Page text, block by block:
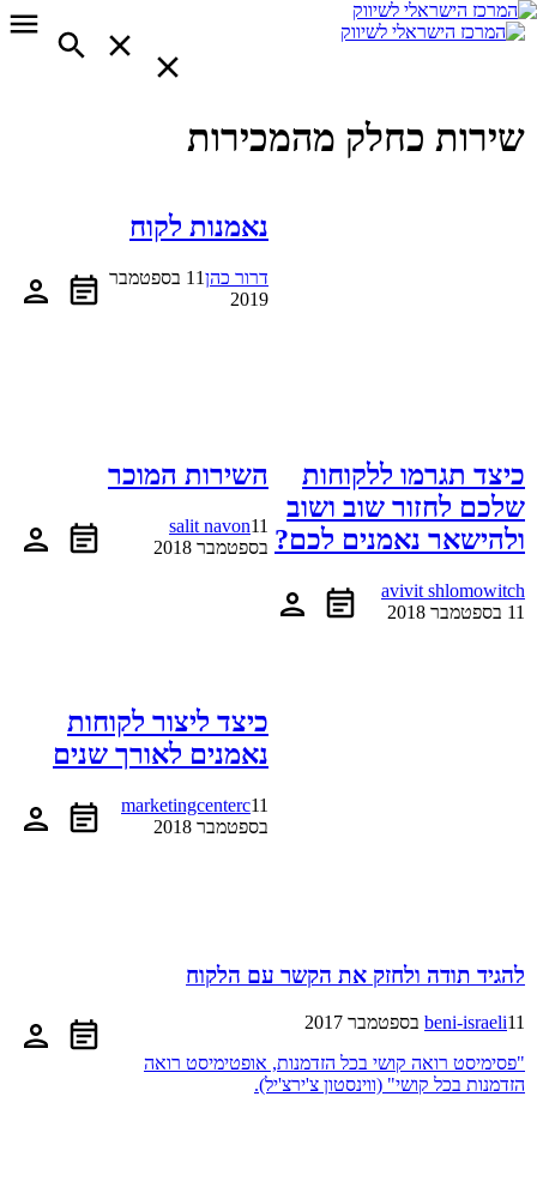
שירות כחלק מהמכירות
נאמנות לקוח
דרור כהן
11 בספטמבר
2019
כיצד תגרמו ללקוחות
שלכם לחזור שוב ושוב
ולהישאר נאמנים לכם?
avivit shlomowitch
11 בספטמבר 2018
השירות המוכר
salit navon11
בספטמבר 2018
כיצד ליצור לקוחות
נאמנים לאורך שנים
marketingcenterc11
בספטמבר 2018
להגיד תודה ולחזק את הקשר עם הלקוח
beni-israeli11 בספטמבר 2017
"פסימיסט רואה קושי בכל הזדמנות, אופטימיסט רואה
הזדמנות בכל קושי" (ווינסטון צ'ירצ'יל).